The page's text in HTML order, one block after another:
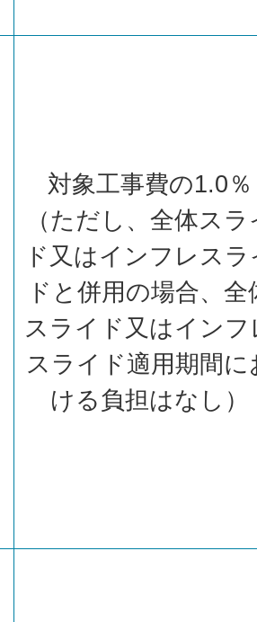
対象工事費の1.0％
（ただし、全体スラ
ド又はインフレスラ
ドと併用の場合、全
スライド又はインフ
スライド適用期間に
ける負担はなし）